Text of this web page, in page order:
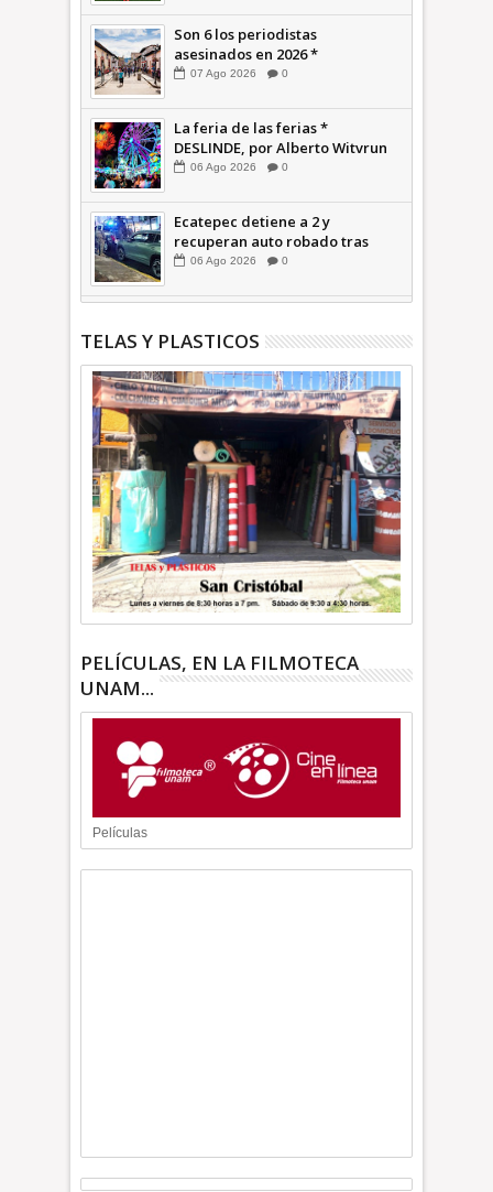
INFORMATIVA
Son 6 los periodistas
asesinados en 2026 *
COMENTARIO A TIEMPO
07 Ago 2026 0
La feria de las ferias *
DESLINDE, por Alberto Witvrun
06 Ago 2026 0
Ecatepec detiene a 2 y
recuperan auto robado tras
operativo con Tecámac +Video
06 Ago 2026 0
TELAS Y PLASTICOS
PELÍCULAS, EN LA FILMOTECA
UNAM...
Películas